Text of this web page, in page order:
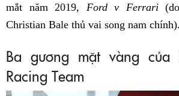
mắt năm 2019, Ford v Ferrari(do
Christian Bale thủ vai song nam chính).
Ba gương mặt vàng của
Racing Team